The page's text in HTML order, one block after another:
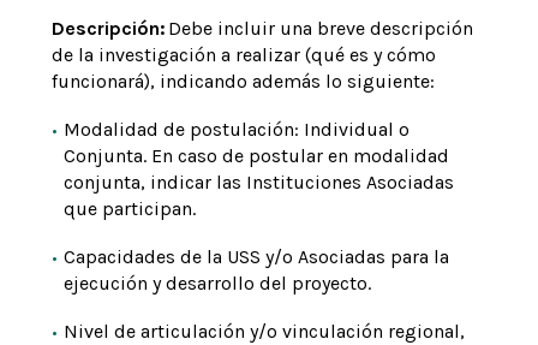
Descripción: Debe incluir una breve descripción
de la investigación a realizar (qué es y cómo
funcionará), indicando además lo siguiente:
Modalidad de postulación: Individual o
Conjunta. En caso de postular en modalidad
conjunta, indicar las Instituciones Asociadas
que participan.
Capacidades de la USS y/o Asociadas para la
ejecución y desarrollo del proyecto.
Nivel de articulación y/o vinculación regional,